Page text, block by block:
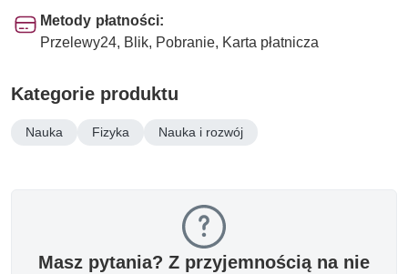
Metody płatności:
Przelewy24, Blik, Pobranie, Karta płatnicza
Kategorie produktu
Nauka Fizyka Nauka i rozwój
Masz pytania? Z przyjemnością na nie